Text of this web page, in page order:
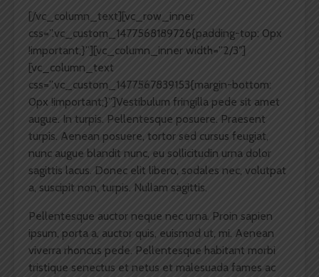
[/vc_column_text][vc_row_inner
css=”.vc_custom_1477568189726{padding-top: 0px
!important;}”][vc_column_inner width=”2/3″]
[vc_column_text
css=”.vc_custom_1477567839153{margin-bottom:
0px !important;}”]Vestibulum fringilla pede sit amet
augue. In turpis. Pellentesque posuere. Praesent
turpis. Aenean posuere, tortor sed cursus feugiat,
nunc augue blandit nunc, eu sollicitudin urna dolor
sagittis lacus. Donec elit libero, sodales nec, volutpat
a, suscipit non, turpis. Nullam sagittis.
Pellentesque auctor neque nec urna. Proin sapien
ipsum, porta a, auctor quis, euismod ut, mi. Aenean
viverra rhoncus pede. Pellentesque habitant morbi
tristique senectus et netus et malesuada fames ac